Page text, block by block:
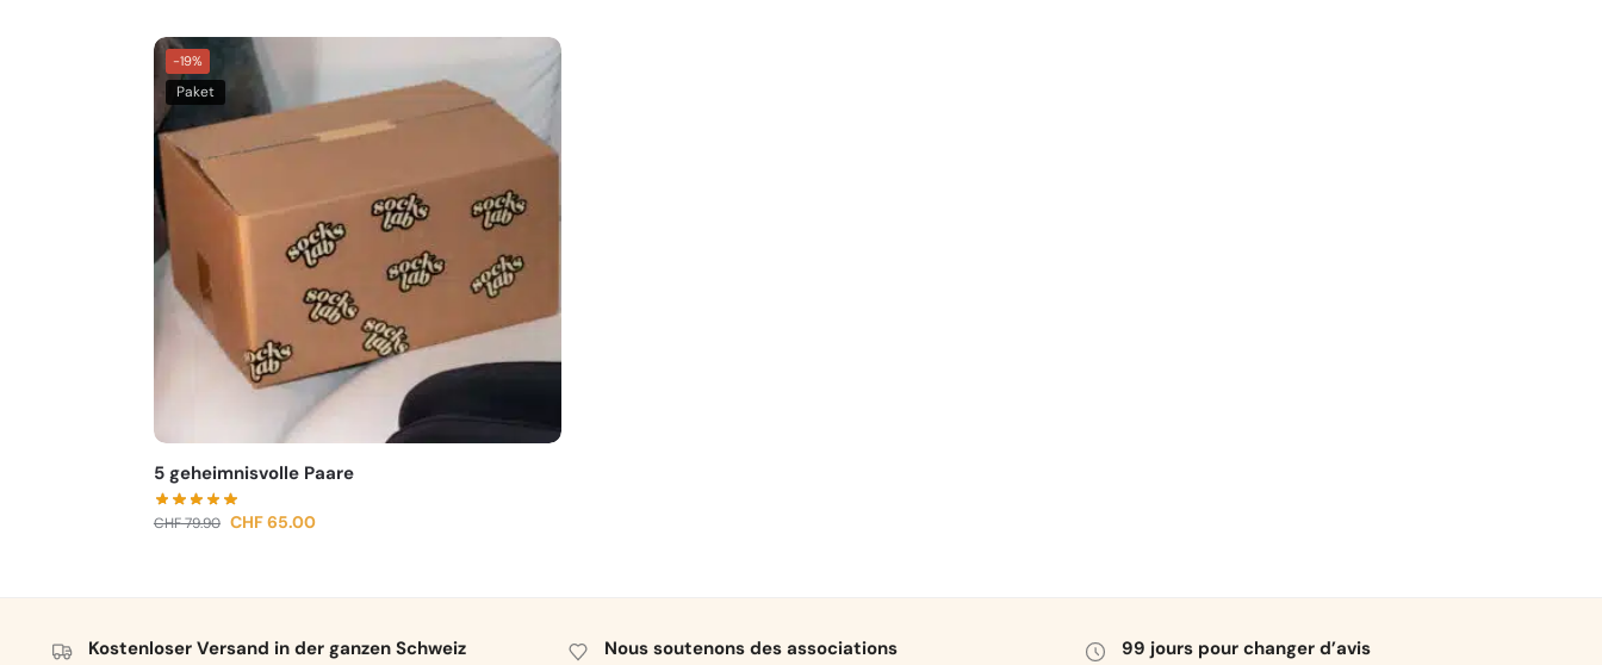
-19%
Paket
5 geheimnisvolle Paare
CHF79.90 CHF65.00
Kostenloser Versand in der ganzen Schweiz Nous soutenons des associations 99 jours pour changer d’avis